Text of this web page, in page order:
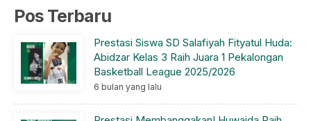
Pos Terbaru
Prestasi Siswa SD Salafiyah Fityatul Huda:
Abidzar Kelas 3 Raih Juara 1 Pekalongan
Basketball League 2025/2026
6 bulan yang lalu